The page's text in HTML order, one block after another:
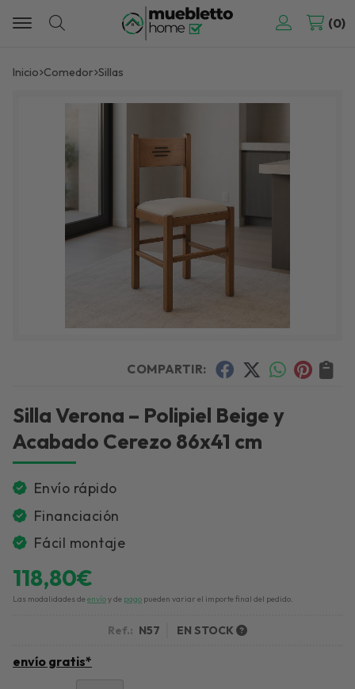
Buscar
0
Inicio comedor sillas
COMPARTIR:
Silla Verona – Polipiel Beige y
Acabado Cerezo 86x41 cm
Envío rápido
Financiación
Fácil montaje
118,80€
Las modalidades deenvíoy de pago pueden variar el importe final del pedido.
Ref.: N57 EN STOCK
envío gratis*